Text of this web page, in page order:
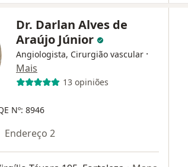
Dr. Darlan Alves de
Araújo Júnior
Angiologista, Cirurgião vascular ·
Mais
13 opiniões
Nº: 8946
Endereço 2